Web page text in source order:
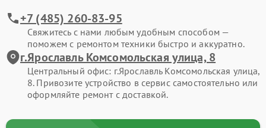
+7 (485) 260-83-95
Свяжитесь с нами любым удобным способом —
поможем с ремонтом техники быстро и аккуратно.
г.Ярославль Комсомольская улица, 8
Центральный офис: г.Ярославль Комсомольская улица,
8. Привозите устройство в сервис самостоятельно или
оформляйте ремонт с доставкой.